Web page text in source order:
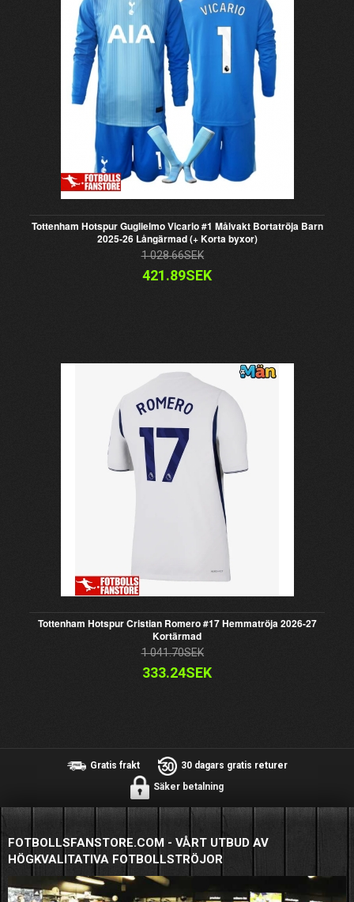
Tottenham Hotspur Guglielmo Vicario #1 Målvakt Bortatröja Barn
2025-26 Långärmad (+ Korta byxor)
1 028.66SEK
421.89SEK
Tottenham Hotspur Cristian Romero #17 Hemmatröja 2026-27
Kortärmad
1 041.70SEK
333.24SEK
Gratis frakt
30 dagars gratis returer
Säker betalning
FOTBOLLSFANSTORE.COM - VÅRT UTBUD AV
HÖGKVALITATIVA FOTBOLLSTRÖJOR